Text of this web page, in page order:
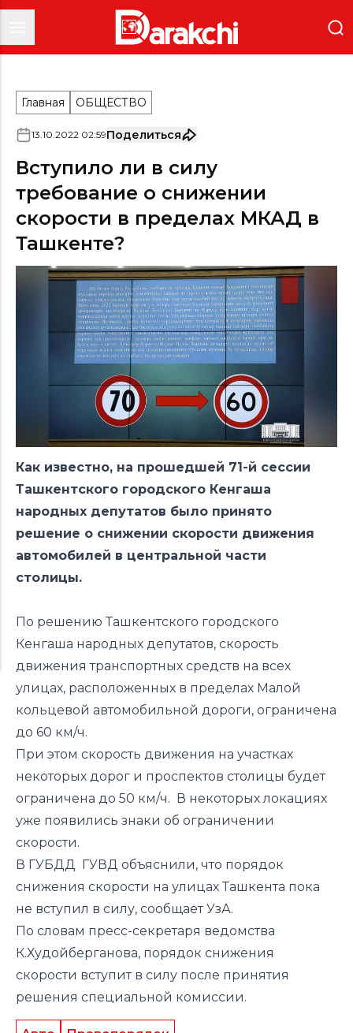
Главная ОБЩЕСТВО
13.10.2022 02:59Поделиться
Вступило ли в силу
требование о снижении
скорости в пределах МКАД в
Ташкенте?
Как известно, на прошедшей 71-й сессии
Ташкентского городского Кенгаша
народных депутатов было принято
решение о снижении скорости движения
автомобилей в центральной части
столицы.
По решению Ташкентского городского
Кенгаша народных депутатов, скорость
движения транспортных средств на всех
улицах, расположенных в пределах Малой
кольцевой автомобильной дороги, ограничена
до 60 км/ч.
При этом скорость движения на участках
некоторых дорог и проспектов столицы будет
ограничена до 50 км/ч. В некоторых локациях
уже появились знаки об ограничении
скорости.
В ГУБДД ГУВД объяснили, что порядок
снижения скорости на улицах Ташкента пока
не вступил в силу, сообщаетУзА.
По словам пресс-секретаря ведомства
К.Худойберганова, порядок снижения
скорости вступит в силу после принятия
решения специальной комиссии.